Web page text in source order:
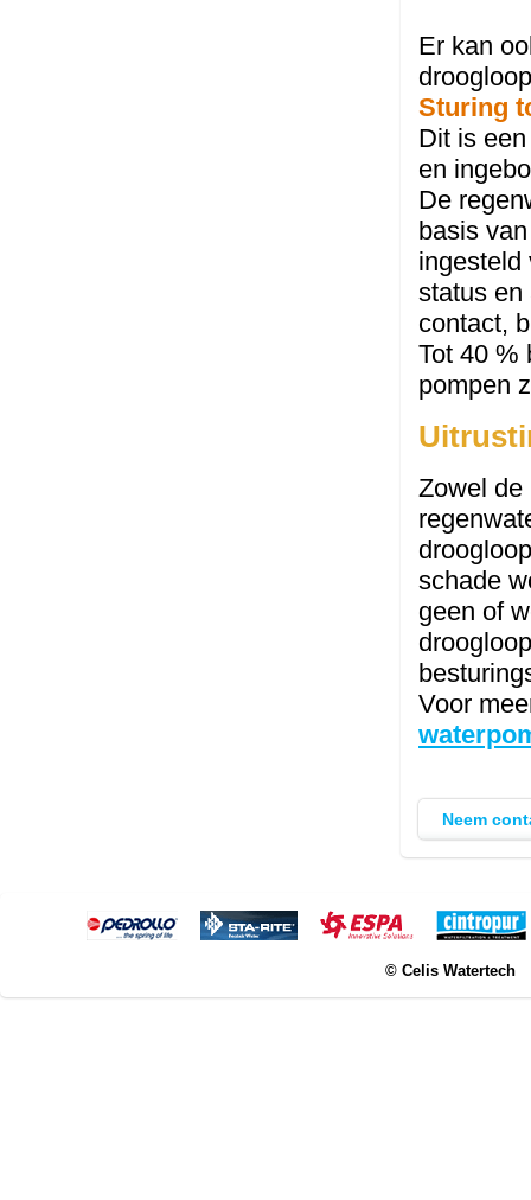
Er kan
Sturing
Dit is
en
De
basis
ingesteld
status en
contact,
Tot 40 %
pompen
Zowel de
schade
geen of
Voor
Neem
© Celis Watertech